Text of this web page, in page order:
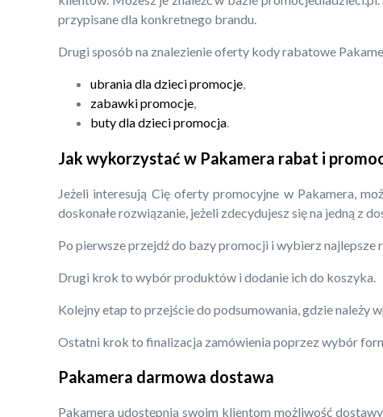
przypisane dla konkretnego brandu.
Drugi sposób na znalezienie oferty kody rabatowe
ubrania dla dzieci promocje,
zabawki promocje,
buty dla dzieci promocja.
Jak wykorzystać w Pakamera rabat i
Jeżeli interesują Cię oferty promocyjne w Pakamera,
doskonałe rozwiązanie, jeżeli zdecydujesz się na jedną z
Po pierwsze przejdź do bazy promocji i wybierz najlepsze
Drugi krok to wybór produktów i dodanie ich do koszyka.
Kolejny etap to przejście do podsumowania, gdzie należy
Ostatni krok to finalizacja zamówienia poprzez wybór
Pakamera darmowa dostawa
Pakamera udostępnia swoim klientom możliwość